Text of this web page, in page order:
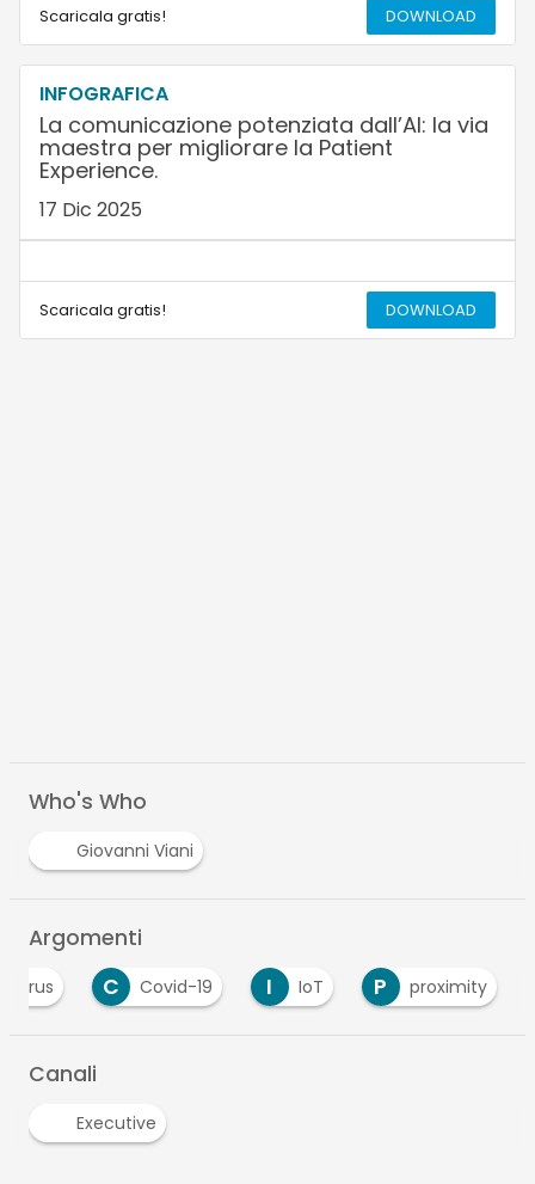
Scaricala gratis! DOWNLOAD
INFOGRAFICA
La comunicazione potenziata dall’AI: la via
maestra per migliorare la Patient
Experience.
17 Dic 2025
Scaricala gratis! DOWNLOAD
Who's Who
Giovanni Viani
Argomenti
C Covid-19 I IoT P proximity
Canali
Executive